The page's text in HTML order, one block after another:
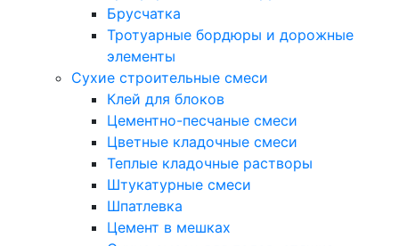
Брусчатка
Тротуарные бордюры и дорожные
элементы
Сухие строительные смеси
Клей для блоков
Цементно-песчаные смеси
Цветные кладочные смеси
Теплые кладочные растворы
Штукатурные смеси
Шпатлевка
Цемент в мешках